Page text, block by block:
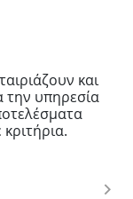
και
την υπηρεσία